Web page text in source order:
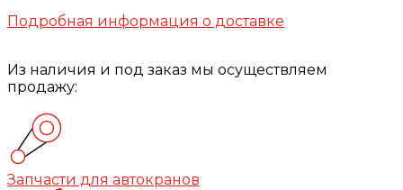
Подробная информация о доставке
Из наличия и под заказ мы осуществляем
продажу:
Запчасти для автокранов